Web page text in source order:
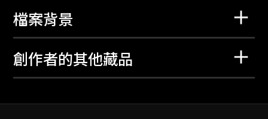
檔案背景
創作者的其他藏品